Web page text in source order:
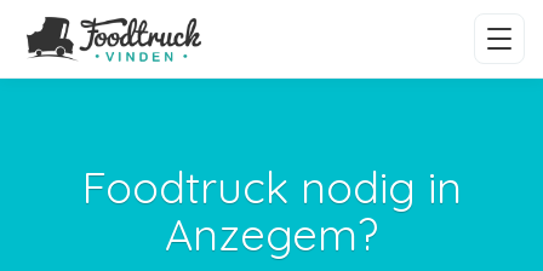
Foodtruck nodig in
Anzegem?